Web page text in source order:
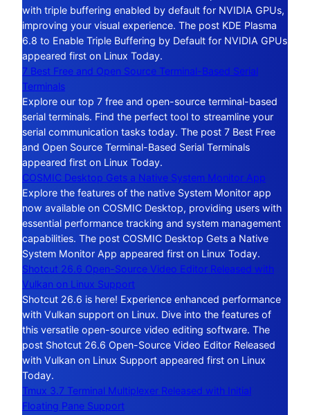
with triple buffering enabled by default for NVIDIA GPUs,
improving your visual experience. The post KDE Plasma
6.8 to Enable Triple Buffering by Default for NVIDIA GPUs
appeared first on Linux Today.
7 Best Free and Open Source Terminal-Based Serial
Terminals
Explore our top 7 free and open-source terminal-based
serial terminals. Find the perfect tool to streamline your
serial communication tasks today. The post 7 Best Free
and Open Source Terminal-Based Serial Terminals
appeared first on Linux Today.
COSMIC Desktop Gets a Native System Monitor App
Explore the features of the native System Monitor app
now available on COSMIC Desktop, providing users with
essential performance tracking and system management
capabilities. The post COSMIC Desktop Gets a Native
System Monitor App appeared first on Linux Today.
Shotcut 26.6 Open-Source Video Editor Released with
Vulkan on Linux Support
Shotcut 26.6 is here! Experience enhanced performance
with Vulkan support on Linux. Dive into the features of
this versatile open-source video editing software. The
post Shotcut 26.6 Open-Source Video Editor Released
with Vulkan on Linux Support appeared first on Linux
Today.
Tmux 3.7 Terminal Multiplexer Released with Initial
Floating Pane Support